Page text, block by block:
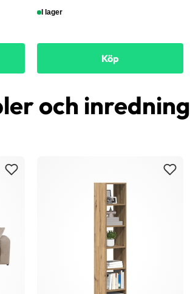
I lager
Köp
och inredning